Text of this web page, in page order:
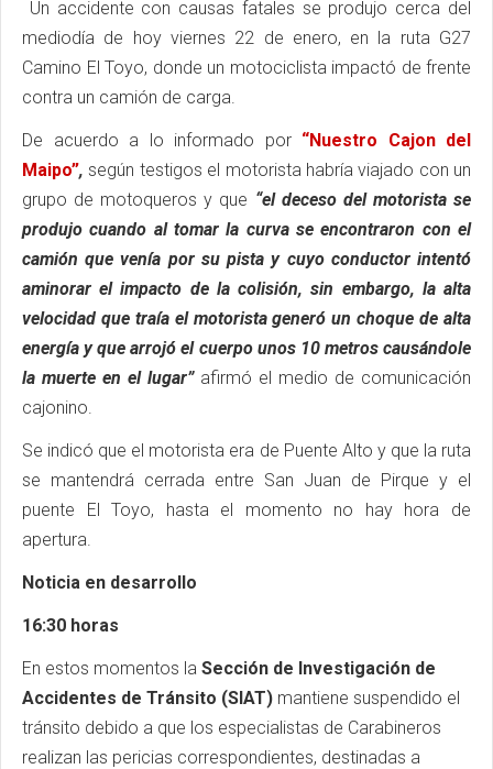
Un accidente con causas fatales se produjo cerca del
mediodía de hoy viernes 22 de enero, en la ruta G27
Camino El Toyo, donde un motociclista impactó de frente
contra un camión de carga.
De acuerdo a lo informado por “Nuestro Cajon del
Maipo”,según testigos el motorista habría viajado con un
grupo de motoqueros y que “el deceso del motorista se
produjo cuando al tomar la curva se encontraron con el
camión que venía por su pista y cuyo conductor intentó
aminorar el impacto de la colisión, sin embargo, la alta
velocidad que traía el motorista generó un choque de alta
energía y que arrojó el cuerpo unos 10 metros causándole
la muerte en el lugar”afirmó el medio de comunicación
cajonino.
Se indicó que el motorista era de Puente Alto y que la ruta
se mantendrá cerrada entre San Juan de Pirque y el
puente El Toyo, hasta el momento no hay hora de
apertura.
Noticia en desarrollo
16:30 horas
En estos momentos la Sección de Investigación de
Accidentes de Tránsito (SIAT) mantiene suspendido el
tránsito debido a que los especialistas de Carabineros
realizan las pericias correspondientes, destinadas a